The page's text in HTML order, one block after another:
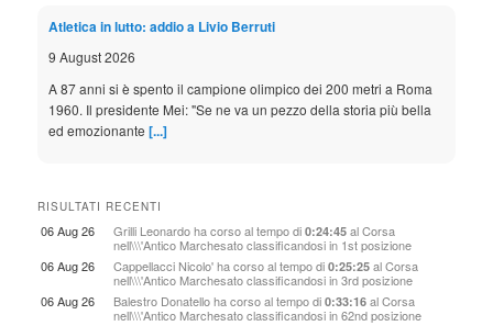
Atletica in lutto: addio a Livio Berruti
9 August 2026
A 87 anni si è spento il campione olimpico dei 200 metri a Roma
1960. Il presidente Mei: "Se ne va un pezzo della storia più bella
ed emozionante[...]
9 August 2026
L’impresa di Roma ’60 diventata memoria collettiva, l’eleganza, la
cultura e quell’ironia mai perduta: il ricordo del campione che ha
fatto sognare ge[...]
RISULTATI RECENTI
06 Aug 26 Grilli Leonardoha corso al tempo di0:24:45 alCorsa
nell\\\'Antico Marchesatoclassificandosi in 1st posizione
06 Aug 26
Cappellacci Nicolo'ha corso al tempo di0:25:25 alCorsa
nell\\\'Antico Marchesatoclassificandosi in 3rd posizione
06 Aug 26
Balestro Donatelloha corso al tempo di0:33:16 alCorsa
nell\\\'Antico Marchesatoclassificandosi in 62nd posizione